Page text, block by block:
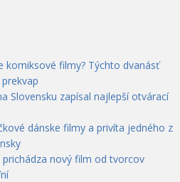
komiksové filmy? Týchto dvanásť
Slovensku zapísal najlepší otvárací
dánske filmy a privíta jedného z
prichádza nový film od tvorcov